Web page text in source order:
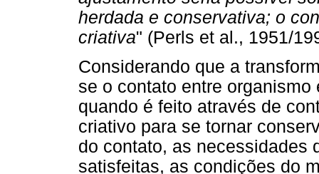
herdada e conservativa; o
criativa" (Perls et al., 1951/
Considerando que a
se o contato entre
quando é feito através de
criativo para se tornar
do contato, as necessidades
satisfeitas, as condições do